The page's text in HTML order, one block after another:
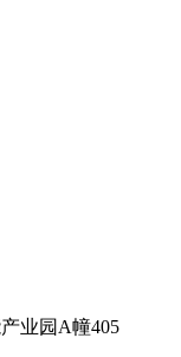
业园A幢405